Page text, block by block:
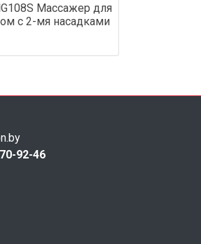
Массажер для
с 2-мя насадками
92-46